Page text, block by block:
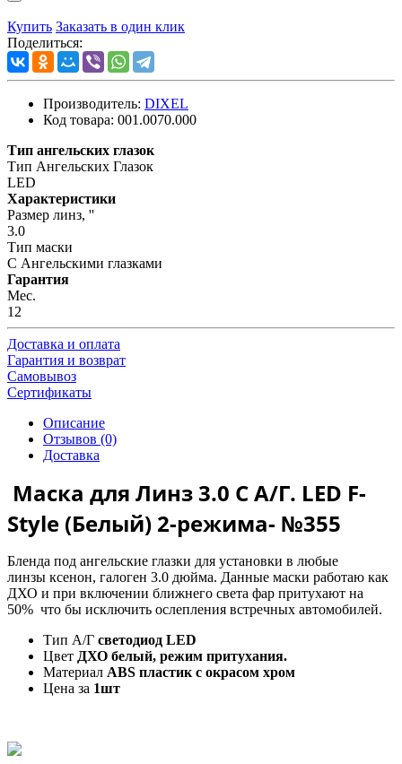
Купить Заказать в один клик
Поделиться:
Производитель: DIXEL
Код товара: 001.0070.000
Тип ангельских глазок
Тип Ангельских Глазок
LED
Характеристики
Размер линз, ''
3.0
Тип маски
С Ангельскими глазками
Гарантия
Мес.
12
Доставка и оплата
Гарантия и возврат
Самовывоз
Сертификаты
Описание
Отзывов (0)
Доставка
Маска для Линз 3.0 С А/Г. LED F-
Style (Белый) 2-режима- №355
Бленда под ангельские глазки для установки в любые
линзы ксенон, галоген 3.0 дюйма. Данные маски работаю как
ДХО и при включении ближнего света фар притухают на
50% что бы исключить ослепления встречных автомобилей.
Тип А/Г светодиод LED
Цвет ДХО белый, режим притухания.
Материал ABS пластик с окрасом хром
Цена за 1шт